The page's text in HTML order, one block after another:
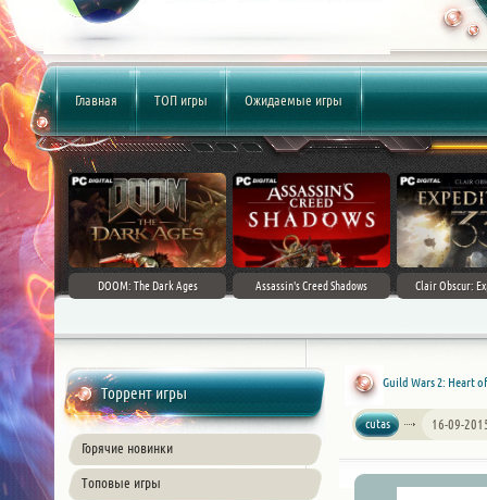
Главная ТОП игры Ожидаемые игры
DOOM: The Dark Ages Assassin's Creed Shadows Clair Obscur:
Торрент игры
Горячие новинки
Топовые игры
Guild Wars 2: Heart
cutas 16-09-